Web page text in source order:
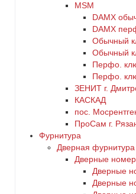
MSM
DАMX
DАMX
Oбычный
Обычный
Перфо.
Перфо.
ЗЕНИТ г.
КАСКАД
пос.
ПроСам г.
Фурнитура
Дверная фурнитура
Дверные
Дверные
Дверные